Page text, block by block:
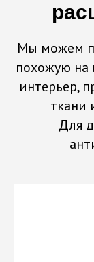
Мы можем
похожую на
интерьер,
ткани
Для